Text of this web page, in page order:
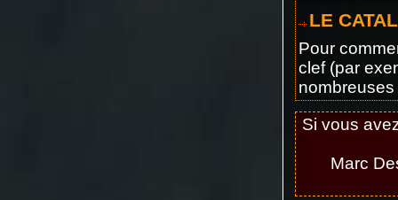
LE
Pour
clef (par
Si vous
Marc